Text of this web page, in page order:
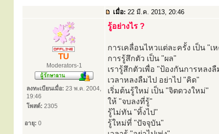
เมื่อ: 22 มี.ค. 2013, 20:46
TU
Moderators-1
ลงทะเบียนเมื่อ: 23 พ.ค. 2004,
19:46
โพสต์: 2305
อายุ: 0
รู้อย่างไร ?
การเคลื่อนไหวแต่ละครั้ง เป็น "เ
การรู้สึกตัว เป็น "ผล"
เรารู้สึกตัวเพื่อ "ป้องกันการหลงลื
เวลาหลงลืมไป อย่าไป "คิด"
เริ่มต้นรู้ใหม่ เป็น "จิตดวงใหม่"
ให้ "จบลงที่รู้"
รู้ไม่ทัน "ทิ้งไป"
รู้ใหม่ที่ "ปัจจุบัน"